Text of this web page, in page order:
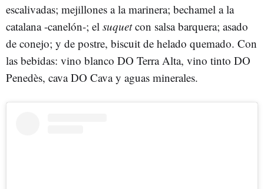
escalivadas; mejillones a la marinera; bechamel a la
catalana -canelón-; el suquetcon salsa barquera; asado
de conejo; y de postre, biscuit de helado quemado. Con
las bebidas: vino blanco DO Terra Alta, vino tinto DO
Penedès, cava DO Cava y aguas minerales.